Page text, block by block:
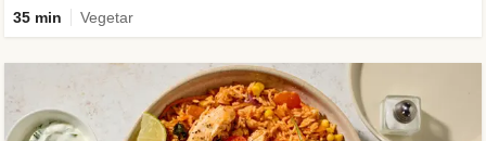
35 min Vegetar